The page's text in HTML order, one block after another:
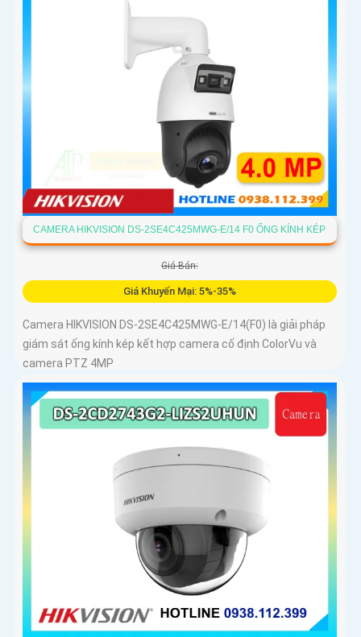
CAMERA HIKVISION DS-2SE4C425MWG-E/14 F0 ỐNG KÍNH KÉP
Giá Bán:
Giá Khuyến Mại: 5%-35%
Camera HIKVISION DS-2SE4C425MWG-E/14(F0) là giải pháp
giám sát ống kính kép kết hợp camera cố định ColorVu và
camera PTZ 4MP